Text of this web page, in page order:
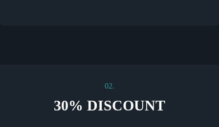
02.
30% DISCOUNT